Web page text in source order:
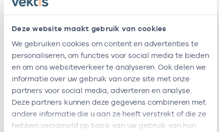
Deze website maakt gebruik van cookies
We gebruiken cookies om content en advertenties te
personaliseren, om functies voor social media te bieden
en om ons websiteverkeer te analyseren. Ook delen we
informatie over uw gebruik van onze site met onze
partners voor social media, adverteren en analyse.
Deze partners kunnen deze gegevens combineren met
andere informatie die u aan ze heeft verstrekt of die ze
hebben verzameld op basis van uw gebruik van hun
Ik ben werkzaam bij de volgende vestigingen
Stichting
Amsterdamse
Gezondheidscentra
Gezondheidscentrum
Haveneiland
Huisarts 37056932
Ik heb een arbeidsrelatie met
Naam Rol AGB-code